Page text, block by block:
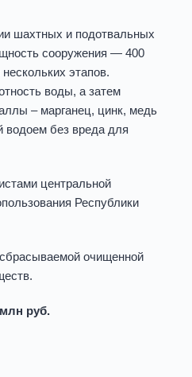
шахтных и подотвальных
сооружения — 400
этапов.
воды, а затем
– марганец, цинк, медь
водоем без вреда для
центральной
Республики
очищенной
руб.